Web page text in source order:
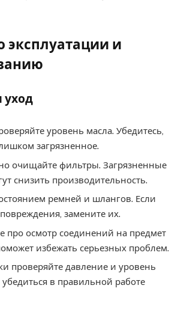
эксплуатации и
уход
уровень масла. Убедитесь,
загрязненное.
очищайте фильтры. Загрязненные
снизить производительность.
ремней и шлангов. Если
замените их.
про осмотр соединений на предмет
избежать серьезных проблем.
проверяйте давление и уровень
в правильной работе